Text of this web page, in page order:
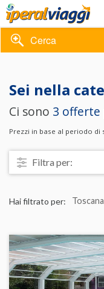
Volantino
Area
riservata
Informazioni
Contatti
Cerca
Sei nella
Ci sono 3 offerte
Prezzi in base al periodo di
Filtra per:
Prezzo
Trattamento
Struttura
ORDINA
Hai filtrato per: Toscana